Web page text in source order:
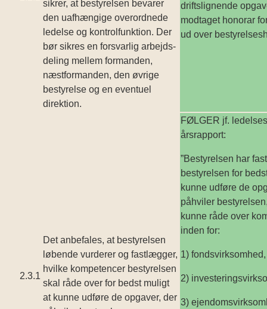
sikrer, at bestyrelsen bevarer
den uafhængige overordnede
ledelse og kontrolfunktion. Der
bør sikres en forsvarlig arbejds­
deling mellem formanden,
næstformanden, den øvrige
bestyrelse og en eventuel
direktion.
driftslignende
modtaget honorar
ud over
2.3.1
Det anbefales, at bestyrelsen
løbende vurderer og fastlæg­ger,
hvilke kompetencer bestyrelsen
skal råde over for bedst muligt
at kunne udføre de opgaver, der
FØLGER jf.
årsrapport:
”Bestyrelsen har
bestyrelsen for
kunne udføre de
påhviler
kunne råde over
inden for:
1) fonds­virksomhed,
2)
3)